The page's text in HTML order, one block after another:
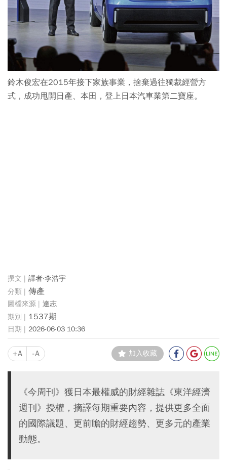
鈴木俊宏在2015年接下家族事業，捨棄過往獨裁經營方
式，成功甩開日產、本田，登上日本汽車業第二寶座。
譯者‧李浩宇
傳產
達志
1537期
2026-06-03 10:36
+A -A 加入收藏
《今周刊》獲日本最權威的財經雜誌《東洋經濟
週刊》授權，摘譯每期重要內容，提供更多全面
的國際議題、更前瞻的財經趨勢、更多元的產業
動態。